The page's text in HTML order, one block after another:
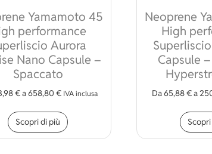
pagina del prodotto
Le opzioni possono essere scelte nella
Yamamoto 45
performance
Aurora
Nano Capsule –
Spaccato
€a658,80€ IVA inclusa
Scopri di più
Questo prodotto ha più varianti.
Neoprene
High
Capsule
Da65,88€a